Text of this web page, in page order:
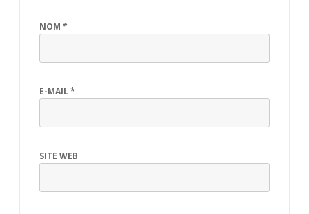
NOM *
E-MAIL*
SITE WEB